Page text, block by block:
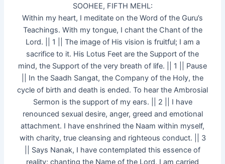
SOOHEE, FIFTH MEHL:
Within my heart, I meditate on the Word of the Guru’s
Teachings. With my tongue, I chant the Chant of the
Lord. || 1 || The image of His vision is fruitful; I am a
sacrifice to it. His Lotus Feet are the Support of the
mind, the Support of the very breath of life. || 1 || Pause
|| In the Saadh Sangat, the Company of the Holy, the
cycle of birth and death is ended. To hear the Ambrosial
Sermon is the support of my ears. || 2 || I have
renounced sexual desire, anger, greed and emotional
attachment. I have enshrined the Naam within myself,
with charity, true cleansing and righteous conduct. || 3
|| Says Nanak, I have contemplated this essence of
reality; chanting the Name of the Lord, I am carried